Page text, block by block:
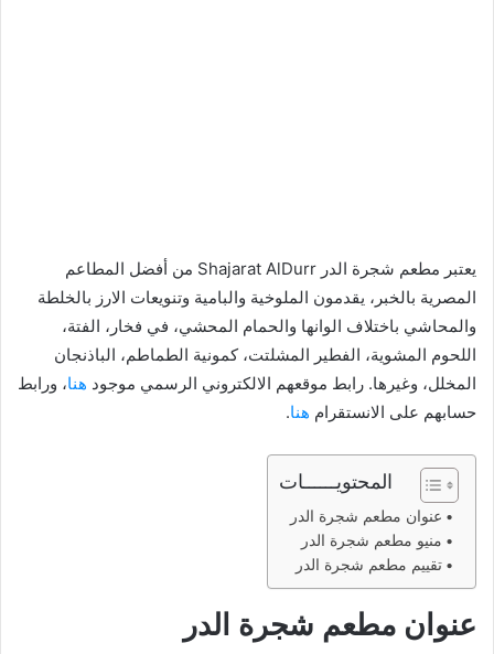
يعتبر مطعم شجرة الدر Shajarat AlDurr من أفضل المطاعم
المصرية بالخبر، يقدمون الملوخية والبامية وتنويعات الارز بالخلطة
والمحاشي باختلاف الوانها والحمام المحشي، في فخار، الفتة،
اللحوم المشوية، الفطير المشلتت، كمونية الطماطم، الباذنجان
المخلل، وغيرها. رابط موقعهم الالكتروني الرسمي موجود هنا، ورابط
حسابهم على الانستقرام هنا.
المحتويــــــات
عنوان مطعم شجرة الدر
منيو مطعم شجرة الدر
تقييم مطعم شجرة الدر
عنوان مطعم شجرة الدر